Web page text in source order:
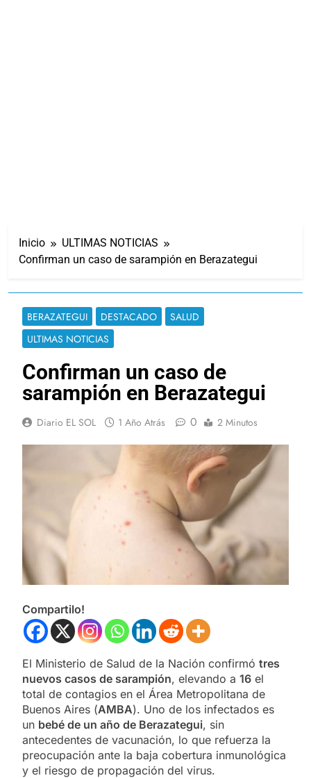
Inicio
ULTIMAS NOTICIAS
Confirman un caso de sarampión en Berazategui
BERAZATEGUI DESTACADO
SALUD
ULTIMAS NOTICIAS
Confirman un caso de
sarampión en Berazategui
Diario EL SOL 1 Año Atrás 0 2 Minutos
Compartilo!
El Ministerio de Salud de la Nación confirmó tres
nuevos casos de sarampión, elevando a 16 el
total de contagios en el Área Metropolitana de
Buenos Aires (AMBA). Uno de los infectados es
un bebé de un año de Berazategui, sin
antecedentes de vacunación, lo que refuerza la
preocupación ante la baja cobertura inmunológica
y el riesgo de propagación del virus.